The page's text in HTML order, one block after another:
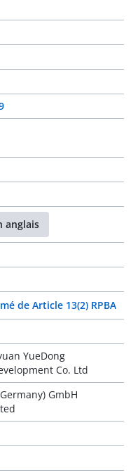
anglais
de Article 13(2) RPBA
YueDong
Co. Ltd
GmbH